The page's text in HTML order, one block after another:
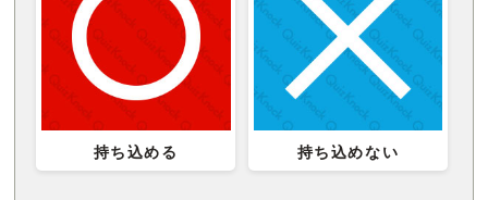
持ち込める 持ち込めない